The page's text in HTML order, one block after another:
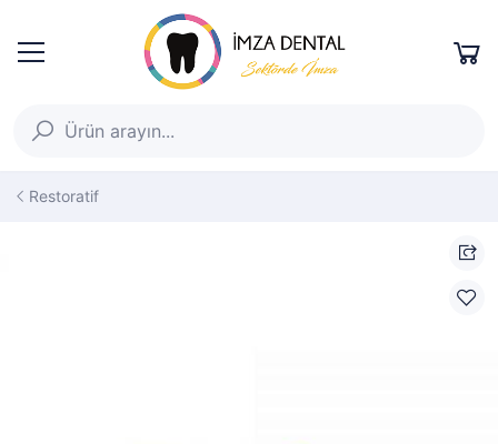
Restoratif